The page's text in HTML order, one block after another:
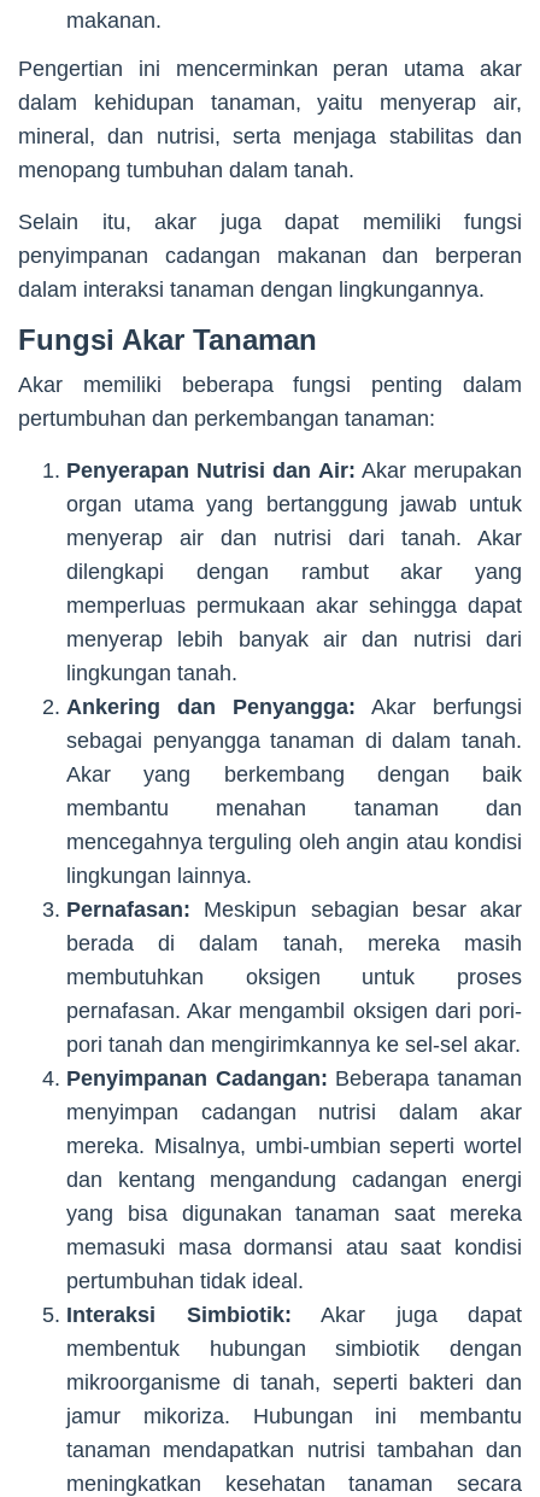
makanan.
Pengertian ini mencerminkan peran utama akar
dalam kehidupan tanaman, yaitu menyerap air,
mineral, dan nutrisi, serta menjaga stabilitas dan
menopang tumbuhan dalam tanah.
Selain itu, akar juga dapat memiliki fungsi
penyimpanan cadangan makanan dan berperan
dalam interaksi tanaman dengan lingkungannya.
Fungsi Akar Tanaman
Akar memiliki beberapa fungsi penting dalam
pertumbuhan dan perkembangan tanaman:
Penyerapan Nutrisi dan Air: Akar merupakan
organ utama yang bertanggung jawab untuk
menyerap air dan nutrisi dari tanah. Akar
dilengkapi dengan rambut akar yang
memperluas permukaan akar sehingga dapat
menyerap lebih banyak air dan nutrisi dari
lingkungan tanah.
Ankering dan Penyangga: Akar berfungsi
sebagai penyangga tanaman di dalam tanah.
Akar yang berkembang dengan baik
membantu menahan tanaman dan
mencegahnya terguling oleh angin atau kondisi
lingkungan lainnya.
Pernafasan: Meskipun sebagian besar akar
berada di dalam tanah, mereka masih
membutuhkan oksigen untuk proses
pernafasan. Akar mengambil oksigen dari pori-
pori tanah dan mengirimkannya ke sel-sel akar.
Penyimpanan Cadangan: Beberapa tanaman
menyimpan cadangan nutrisi dalam akar
mereka. Misalnya, umbi-umbian seperti wortel
dan kentang mengandung cadangan energi
yang bisa digunakan tanaman saat mereka
memasuki masa dormansi atau saat kondisi
pertumbuhan tidak ideal.
Interaksi Simbiotik: Akar juga dapat
membentuk hubungan simbiotik dengan
mikroorganisme di tanah, seperti bakteri dan
jamur mikoriza. Hubungan ini membantu
tanaman mendapatkan nutrisi tambahan dan
meningkatkan kesehatan tanaman secara